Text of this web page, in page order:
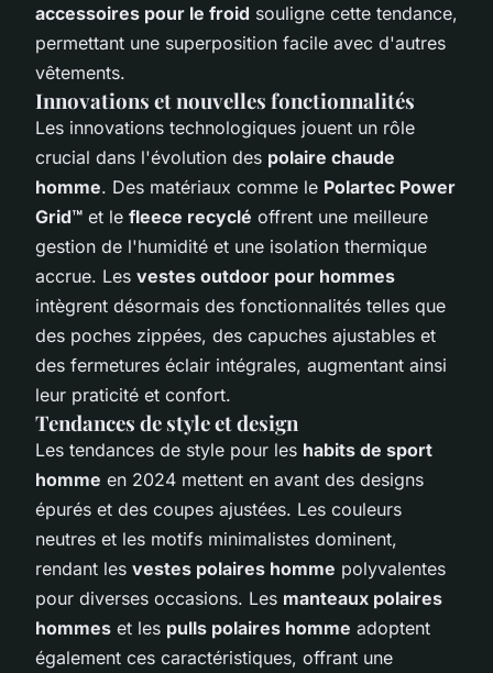
accessoires pour le froid souligne cette tendance,
permettant une superposition facile avec d'autres
vêtements.
Innovations et nouvelles fonctionnalités
Les innovations technologiques jouent un rôle
crucial dans l'évolution des polaire chaude
homme. Des matériaux comme le Polartec Power
Grid™ et le fleece recyclé offrent une meilleure
gestion de l'humidité et une isolation thermique
accrue. Les vestes outdoor pour hommes
intègrent désormais des fonctionnalités telles que
des poches zippées, des capuches ajustables et
des fermetures éclair intégrales, augmentant ainsi
leur praticité et confort.
Tendances de style et design
Les tendances de style pour les habits de sport
homme en 2024 mettent en avant des designs
épurés et des coupes ajustées. Les couleurs
neutres et les motifs minimalistes dominent,
rendant les vestes polaires homme polyvalentes
pour diverses occasions. Les manteaux polaires
hommes et les pulls polaires homme adoptent
également ces caractéristiques, offrant une